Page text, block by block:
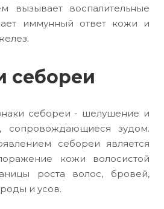
вызывает воспалительные
иммунный ответ кожи и
себореи
себореи - шелушение и
сопровождающиеся зудом.
себореи является
кожи волосистой
роста волос, бровей,
и усов.